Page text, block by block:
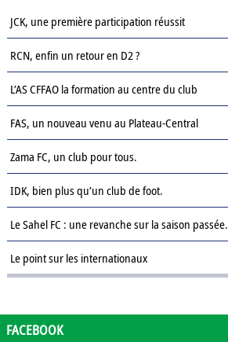
JCK, une première participation réussit
RCN, enfin un retour en D2 ?
L’AS CFFAO la formation au centre du club
FAS, un nouveau venu au Plateau-Central
Zama FC, un club pour tous.
IDK, bien plus qu’un club de foot.
Le Sahel FC : une revanche sur la saison passée.
Le point sur les internationaux
Présentation des clubs de D3 : ASPC Tenkodogo
FACEBOOK